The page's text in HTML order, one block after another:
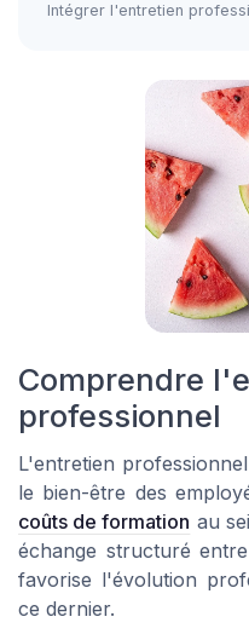
Intégrer l'entretien
Comprendre
professionnel
L'entretien
le bien-être des
coûts de formation au
échange structuré
favorise l'évolution
ce dernier.